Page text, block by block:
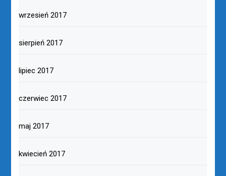
wrzesień 2017
sierpień 2017
lipiec 2017
czerwiec 2017
maj 2017
kwiecień 2017